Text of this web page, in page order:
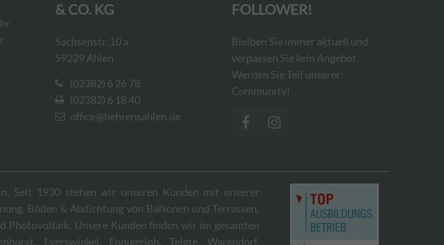
& CO. KG
Sachsenstr. 10 a
59229 Ahlen
(02382) 6 26 78
(02382) 6 18 40
office@behrensahlen.de
FOLLOWER!
Bleiben Sie immer aktuell und
verpassen Sie kein Angebot.
Werden Sie Teil unserer
Community!
Seit 1930 stehen wir unseren Kunden mit unserer
Böden & Abdichtung von Balkonen und Terrassen,
Photovoltaik. Unsere Kunden finden wir im gesamten
Everswinkel, Ennigerloh, Telgte, Warendorf,